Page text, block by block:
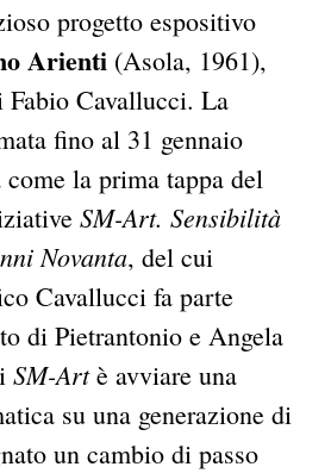
progetto espositivo
Arienti (Asola, 1961),
Fabio Cavallucci. La
fino al 31 gennaio
la prima tappa del
SM-Art. Sensibilità
Novanta, del cui
Cavallucci fa parte
di Pietrantonio e Angela
SM-Artè avviare una
su una generazione di
un cambio di passo